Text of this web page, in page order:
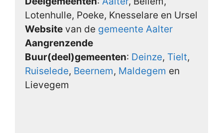
Lotenhulle, Poeke, Knesselare en Ursel
Website van de gemeente Aalter
Aangrenzende
Buur(deel)gemeenten: Deinze, Tielt,
Ruiselede, Beernem, Maldegem en
Lievegem